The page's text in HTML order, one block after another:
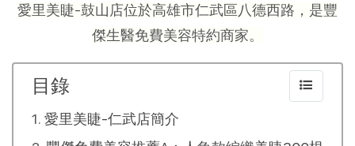
愛里美睫-鼓山店位於高雄市仁武區八德西路，是豐
傑生醫免費美容特約商家。
目錄
愛里美睫-仁武店簡介